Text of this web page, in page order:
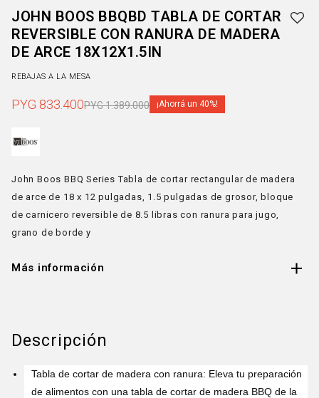
JOHN BOOS BBQBD TABLA DE CORTAR
REVERSIBLE CON RANURA DE MADERA
DE ARCE 18X12X1.5IN
REBAJAS A LA MESA
PYG 833.400PYG1.389.000 40
John Boos BBQ Series Tabla de cortar rectangular de madera
de arce de 18 x 12 pulgadas, 1.5 pulgadas de grosor, bloque
de carnicero reversible de 8.5 libras con ranura para jugo,
grano de borde y
Más información
Descripción
Tabla de cortar de madera con ranura: Eleva tu preparación
de alimentos con una tabla de cortar de madera BBQ de la